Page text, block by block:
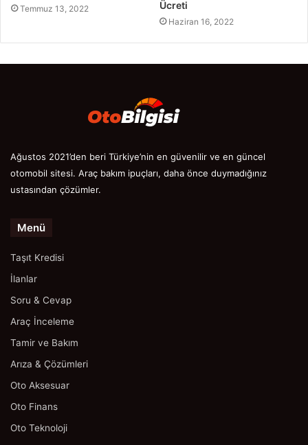
Temmuz 13, 2022
Ücreti
Haziran 16, 2022
Ağustos 2021’den beri Türkiye’nin en güvenilir ve en güncel
otomobil sitesi. Araç bakım ipuçları, daha önce duymadığınız
ustasından çözümler.
Menü
Taşıt Kredisi
İlanlar
Soru & Cevap
Araç İnceleme
Tamir ve Bakım
Arıza & Çözümleri
Oto Aksesuar
Oto Finans
Oto Teknoloji